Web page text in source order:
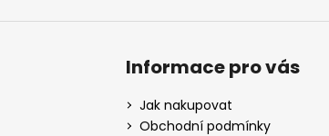
Informace pro vás
Jak nakupovat
Obchodní podmínky